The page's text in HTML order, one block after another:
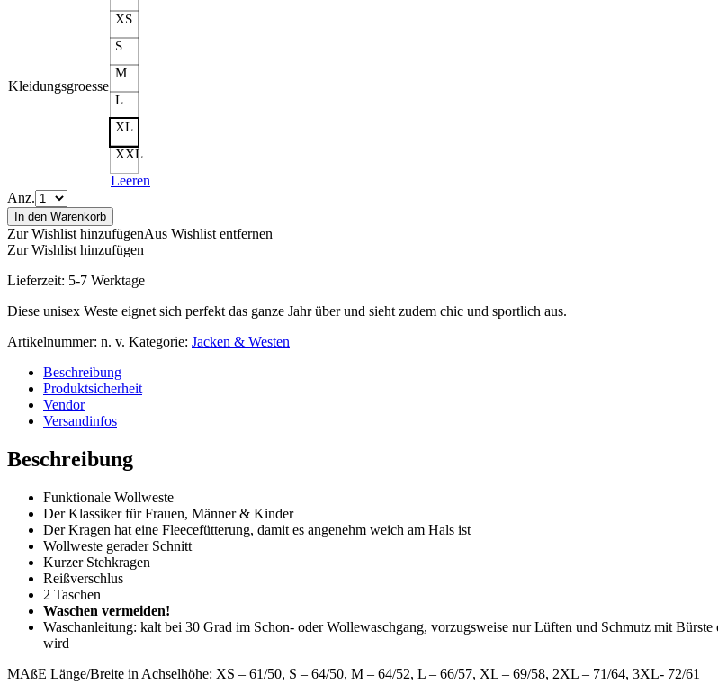
Kleidungsgroesse
XS
S
M
L
XL
XXL
Leeren
Anz.
In den Warenkorb
Zur Wishlist hinzufügenAus Wishlist entfernen
Zur Wishlist hinzufügen
Lieferzeit: 5-7 Werktage
Diese unisex Weste eignet sich perfekt das ganze Jahr über und sieht zudem chic und sportlich aus.
Artikelnummer: n. v. Kategorie: Jacken & Westen
Beschreibung
Produktsicherheit
Vendor
Versandinfos
Beschreibung
Funktionale Wollweste
Der Klassiker für Frauen, Männer & Kinder
Der Kragen hat eine Fleecefütterung, damit es angenehm weich am Hals ist
Wollweste gerader Schnitt
Kurzer Stehkragen
Reißverschlus
2 Taschen
Waschen vermeiden!
Waschanleitung: kalt bei 30 Grad im Schon- oder Wollewaschgang, vorzugsweise nur Lüften und Schmutz mit
wird
MAßE Länge/Breite in Achselhöhe: XS – 61/50, S – 64/50, M – 64/52, L – 66/57, XL – 69/58, 2XL – 71/64, 3XL- 72/61